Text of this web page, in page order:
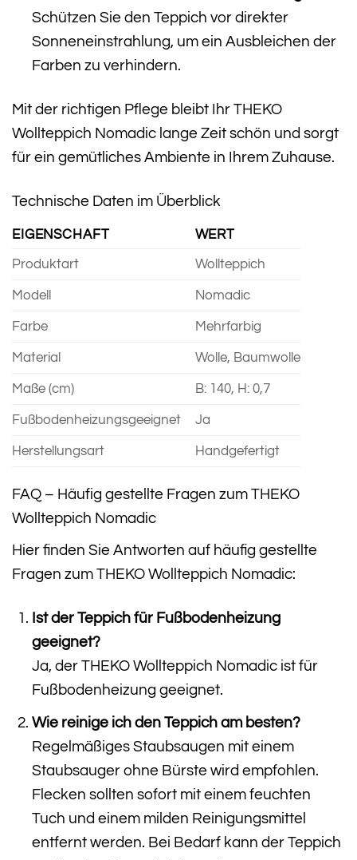
Schützen Sie den Teppich vor direkter
Sonneneinstrahlung, um ein Ausbleichen der
Farben zu verhindern.
Mit der richtigen Pflege bleibt Ihr THEKO
Wollteppich Nomadic lange Zeit schön und sorgt
für ein gemütliches Ambiente in Ihrem Zuhause.
Technische Daten im Überblick
EIGENSCHAFT WERT
Produktart Wollteppich
Modell Nomadic
Farbe Mehrfarbig
Material Wolle, Baumwolle
Maße (cm) B: 140, H: 0,7
Fußbodenheizungsgeeignet Ja
Herstellungsart Handgefertigt
FAQ – Häufig gestellte Fragen zum THEKO
Wollteppich Nomadic
Hier finden Sie Antworten auf häufig gestellte
Fragen zum THEKO Wollteppich Nomadic:
Ist der Teppich für Fußbodenheizung
geeignet?
Ja, der THEKO Wollteppich Nomadic ist für
Fußbodenheizung geeignet.
Wie reinige ich den Teppich am besten?
Regelmäßiges Staubsaugen mit einem
Staubsauger ohne Bürste wird empfohlen.
Flecken sollten sofort mit einem feuchten
Tuch und einem milden Reinigungsmittel
entfernt werden. Bei Bedarf kann der Teppich